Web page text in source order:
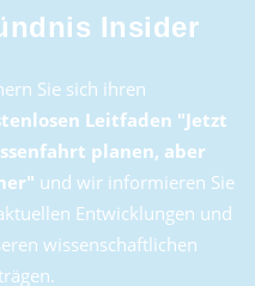
Insider
Sie sich ihren
Leitfaden "Jetzt
planen, aber
und wir informieren Sie
Entwicklungen und
wissenschaftlichen